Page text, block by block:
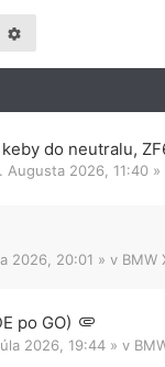
do neutralu,
Augusta 2026, 11:40 »
2026, 20:01 » v BMW
po GO)
2026, 19:44 » v